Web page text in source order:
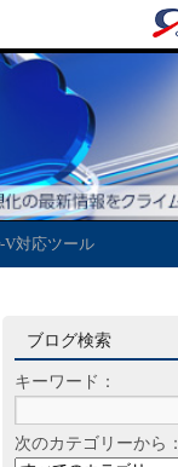
V対応ツール
ブログ検索
キーワード：
次のカテゴリーから：